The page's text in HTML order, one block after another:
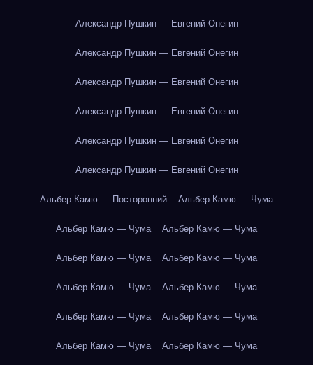
Александр Пушкин — Евгений Онегин
Александр Пушкин — Евгений Онегин
Александр Пушкин — Евгений Онегин
Александр Пушкин — Евгений Онегин
Александр Пушкин — Евгений Онегин
Александр Пушкин — Евгений Онегин
Альбер Камю — Посторонний Альбер Камю — Чума
Альбер Камю — Чума Альбер Камю — Чума
Альбер Камю — Чума Альбер Камю — Чума
Альбер Камю — Чума Альбер Камю — Чума
Альбер Камю — Чума Альбер Камю — Чума
Альбер Камю — Чума Альбер Камю — Чума